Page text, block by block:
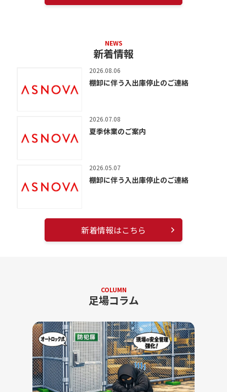
NEWS
新着情報
2026.08.06
棚卸に伴う入出庫停止のご連絡
2026.07.08
夏季休業のご案内
2026.05.07
棚卸に伴う入出庫停止のご連絡
新着情報はこちら
COLUMN
足場コラム